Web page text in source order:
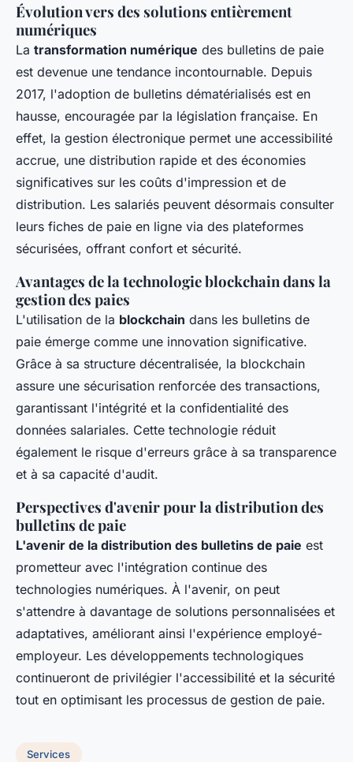
Évolution vers des solutions entièrement
numériques
La transformation numérique des bulletins de paie
est devenue une tendance incontournable. Depuis
2017, l'adoption de bulletins dématérialisés est en
hausse, encouragée par la législation française. En
effet, la gestion électronique permet une accessibilité
accrue, une distribution rapide et des économies
significatives sur les coûts d'impression et de
distribution. Les salariés peuvent désormais consulter
leurs fiches de paie en ligne via des plateformes
sécurisées, offrant confort et sécurité.
Avantages de la technologie blockchain dans la
gestion des paies
L'utilisation de la blockchain dans les bulletins de
paie émerge comme une innovation significative.
Grâce à sa structure décentralisée, la blockchain
assure une sécurisation renforcée des transactions,
garantissant l'intégrité et la confidentialité des
données salariales. Cette technologie réduit
également le risque d'erreurs grâce à sa transparence
et à sa capacité d'audit.
Perspectives d'avenir pour la distribution des
bulletins de paie
L'avenir de la distribution des bulletins de paie est
prometteur avec l'intégration continue des
technologies numériques. À l'avenir, on peut
s'attendre à davantage de solutions personnalisées et
adaptatives, améliorant ainsi l'expérience employé-
employeur. Les développements technologiques
continueront de privilégier l'accessibilité et la sécurité
tout en optimisant les processus de gestion de paie.
Services